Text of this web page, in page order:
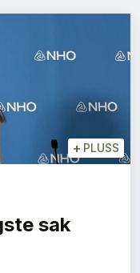
+ PLUSS
sak